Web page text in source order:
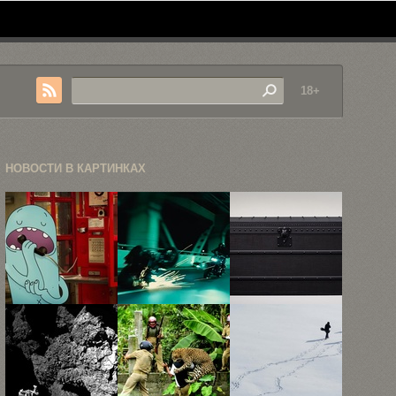
18+
НОВОСТИ В КАРТИНКАХ
Эти
дружественные
монстры
Мотоциклы с
самурайскими
мечами, или
...
аксессуары
Louis Vuitton
с ...